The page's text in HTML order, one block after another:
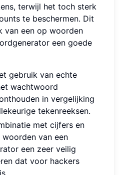
terwijl het toch sterk
te beschermen. Dit
van een op woorden
een goede
gebruik van echte
wachtwoord
in vergelijking
tekenreeksen.
met cijfers en
woorden van een
een zeer veilig
dat voor hackers